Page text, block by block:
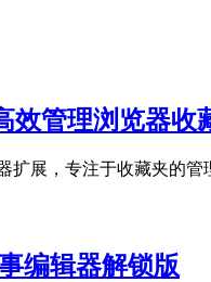
效管理浏览器收
扩展，专注于收藏夹的
编辑器解锁版